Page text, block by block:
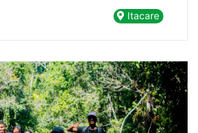
Baía de Camamu es la tercera
de agua de Brasil y
Itacare